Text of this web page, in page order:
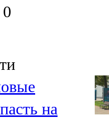
0
на